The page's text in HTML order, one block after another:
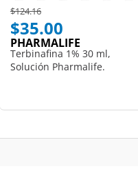
Price reduced from
$124.16to
$35.00
PHARMALIFE
Terbinafina 1% 30 ml,
Solución Pharmalife.